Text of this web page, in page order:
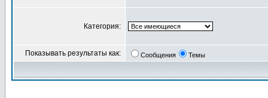
Категория:
Показывать результаты как: Сообщения Темы